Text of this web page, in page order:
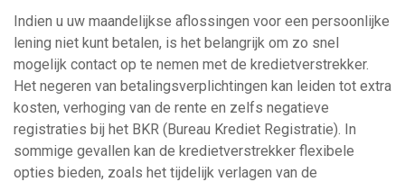
Indien u uw maandelijkse aflossingen voor een persoonlijke
lening niet kunt betalen, is het belangrijk om zo snel
mogelijk contact op te nemen met de kredietverstrekker.
Het negeren van betalingsverplichtingen kan leiden tot extra
kosten, verhoging van de rente en zelfs negatieve
registraties bij het BKR (Bureau Krediet Registratie). In
sommige gevallen kan de kredietverstrekker flexibele
opties bieden, zoals het tijdelijk verlagen van de